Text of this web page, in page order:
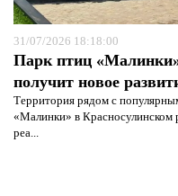
31/07/2026 18:18:00
Парк птиц
получит новое
Территория рядом с
«Малинки» в Красносулинском
реа...